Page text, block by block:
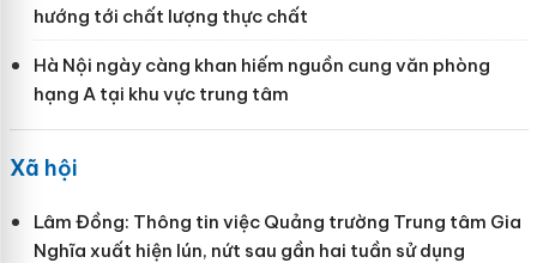
hướng tới chất lượng thực chất
Hà Nội ngày càng khan hiếm nguồn cung văn phòng
hạng A tại khu vực trung tâm
Xã hội
Lâm Đồng: Thông tin việc Quảng trường Trung tâm Gia
Nghĩa xuất hiện lún, nứt sau gần hai tuần sử dụng